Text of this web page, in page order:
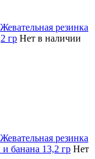
Жевательная резинка
гр Нет в наличии
Жевательная резинка
и банана 13,2 гр Нет